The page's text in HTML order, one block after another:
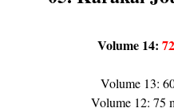
Volume 14:
Volume 13:
Volume 12: 75